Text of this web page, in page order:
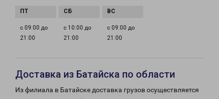
с 09:00 до
21:00
с 10:00 до
21:00
с 09:00 до
21:00
Доставка из Батайска по области
Из филиала в Батайске доставка грузов осуществляется